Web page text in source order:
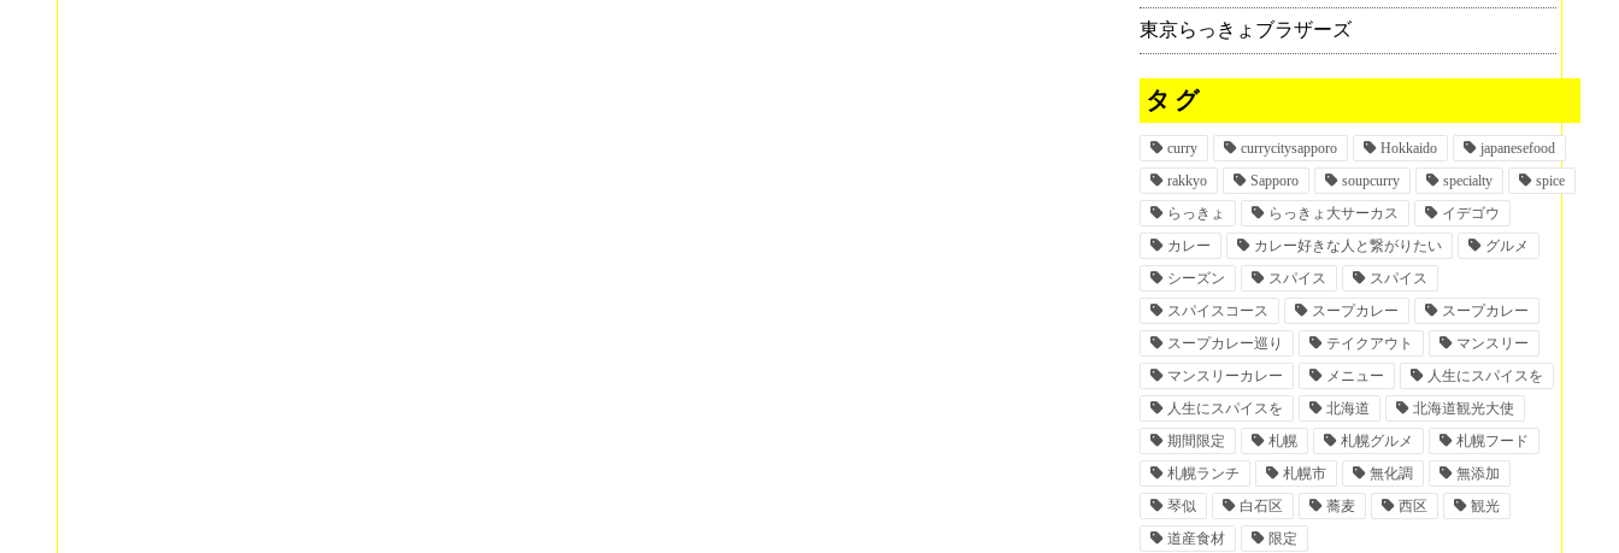
東京らっきょブラザーズ
タグ
curry currycitysapporo Hokkaido
japanesefood
rakkyo
Sapporo soupcurry specialty
spice
らっきょ
らっきょ大サーカス
イデゴウ
カレー
カレー好きな人と繋がりたい
グルメ
シーズン
スパイス
スパイス
スパイスコース
スープカレー
スープカレー
スープカレー巡り
テイクアウト
マンスリー
マンスリーカレー
メニュー
人生にスパイスを
人生にスパイスを
北海道
北海道観光大使
期間限定
札幌 札幌グルメ
札幌フード
札幌ランチ
札幌市 無化調
無添加
琴似
白石区 蕎麦 西区
観光
道産食材
限定